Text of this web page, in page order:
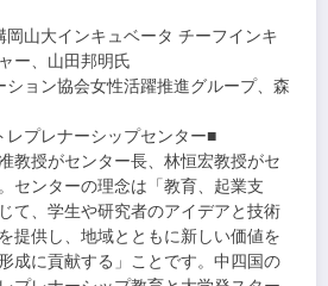
山大インキュベータ チーフインキ
ー、山田邦明氏
ョン協会女性活躍推進グループ、森
プレナーシップセンター■
教授がセンター長、林恒宏教授がセ
センターの理念は「教育、起業支
て、学生や研究者のアイデアと技術
提供し、地域とともに新しい価値を
成に貢献する」ことです。中四国の